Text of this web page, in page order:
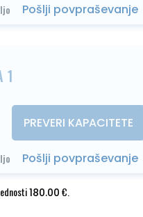
Pošlji povpraševanje
Pošlji povpraševanje
1
PREVERI KAPACITETE
180.00 €.